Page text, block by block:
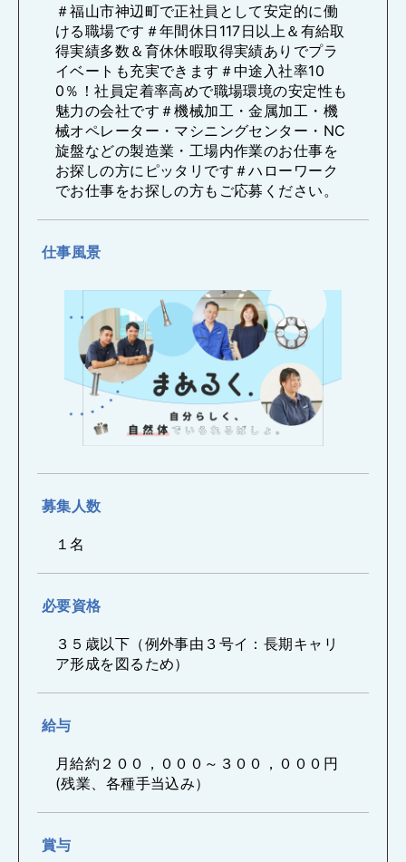
＃福山市神辺町で正社員として安定的に働
ける職場です＃年間休日117日以上＆有給取
得実績多数＆育休休暇取得実績ありでプラ
イベートも充実できます＃中途入社率10
0％！社員定着率高めで職場環境の安定性も
魅力の会社です＃機械加工・金属加工・機
械オペレーター・マシニングセンター・NC
旋盤などの製造業・工場内作業のお仕事を
お探しの方にピッタリです＃ハローワーク
でお仕事をお探しの方もご応募ください。
仕事風景
募集人数
１名
必要資格
３５歳以下（例外事由３号イ：長期キャリ
ア形成を図るため）
給与
月給約２００，０００～３００，０００円
(残業、各種手当込み）
賞与